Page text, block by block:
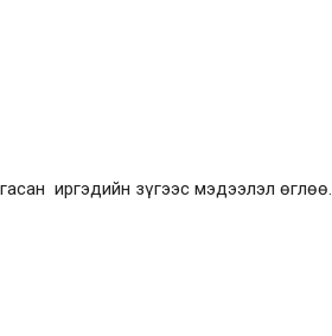
иргэдийн зүгээс мэдээлэл өглөө.